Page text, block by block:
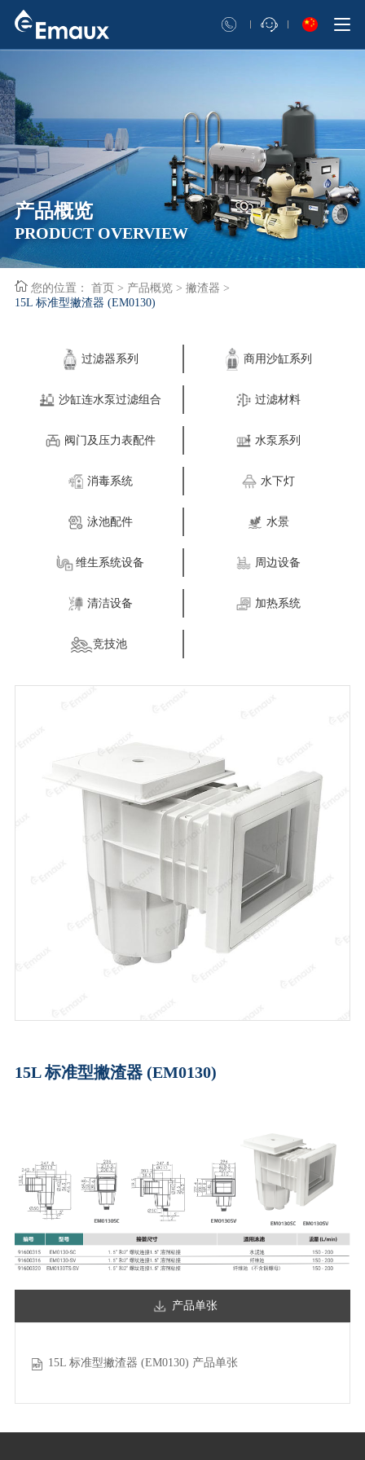
产品概览
PRODUCT OVERVIEW
您的位置： 首页 > 产品概览 > 撇渣器 >
15L 标准型撇渣器 (EM0130)
过滤器系列 商用沙缸系列
沙缸连水泵过滤组合 过滤材料
阀门及压力表配件 水泵系列
消毒系统 水下灯
泳池配件 水景
维生系统设备 周边设备
清洁设备 加热系统
竞技池
15L 标准型撇渣器 (EM0130)
产品单张
15L 标准型撇渣器 (EM0130) 产品单张